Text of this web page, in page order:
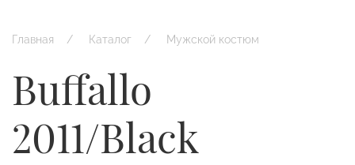
Главная Каталог Мужской костюм
Buffallo
2011/Black